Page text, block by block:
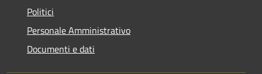
Politici
Personale Amministrativo
Documenti e dati